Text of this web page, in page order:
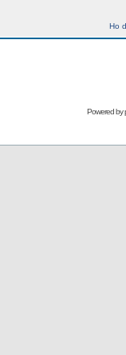
Ho
Powered by